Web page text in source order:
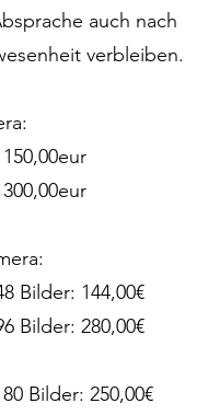
auch nach
verbleiben.
Bilder: 144,00€
Bilder: 280,00€
Bilder: 250,00€